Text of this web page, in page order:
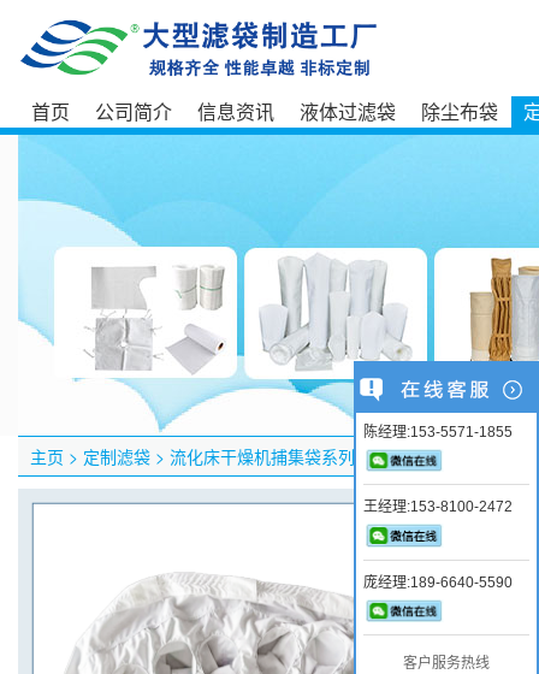
首页 公司简介 信息资讯 液体过滤袋 除尘布袋
主页 > 定制滤袋 > 流化床干燥机捕集袋系列 >XF卧式流化床沸腾干
流化
陈经理:153-5571-1855
王经理:153-8100-2472
庞经理:189-6640-5590
客户服务热线